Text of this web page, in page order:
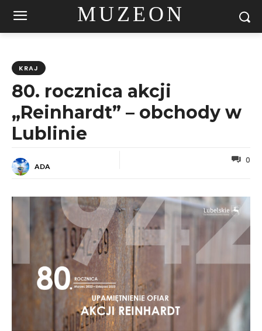
MUZEON
KRAJ
80. rocznica akcji
„Reinhardt” – obchody w
Lublinie
ADA
0